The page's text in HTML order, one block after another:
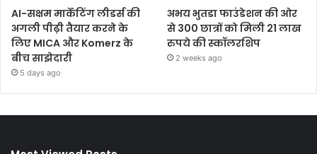
AI-सक्षम मार्केटिंग लीडर्स की
अगली पीढ़ी तैयार करने के
लिए MICA और Komerz के
बीच साझेदारी
5 days ago
अभय भुतडा फाउंडेशन की ओर
से 300 छात्रों को मिली 21 लाख
रुपये की स्कॉलरशिप
2 weeks ago